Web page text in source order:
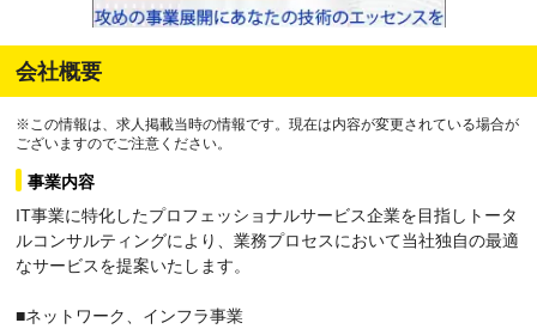
会社概要
※この情報は、求人掲載当時の情報です。現在は内容が変更されている場合が
ございますのでご注意ください。
事業内容
IT事業に特化したプロフェッショナルサービス企業を目指しトータ
ルコンサルティングにより、業務プロセスにおいて当社独自の最適
なサービスを提案いたします。
■ネットワーク、インフラ事業